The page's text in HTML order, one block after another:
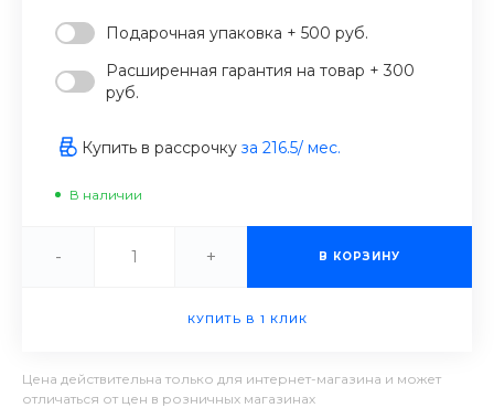
Подарочная упаковка + 500 руб.
Расширенная гарантия на товар + 300
руб.
Купить в рассрочку за 216.5/ мес.
В наличии
- + В КОРЗИНУ
КУПИТЬ В 1 КЛИК
Цена действительна только для интернет-магазина и может
отличаться от цен в розничных магазинах